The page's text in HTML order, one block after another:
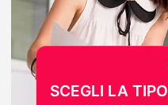
SCEGLI LA